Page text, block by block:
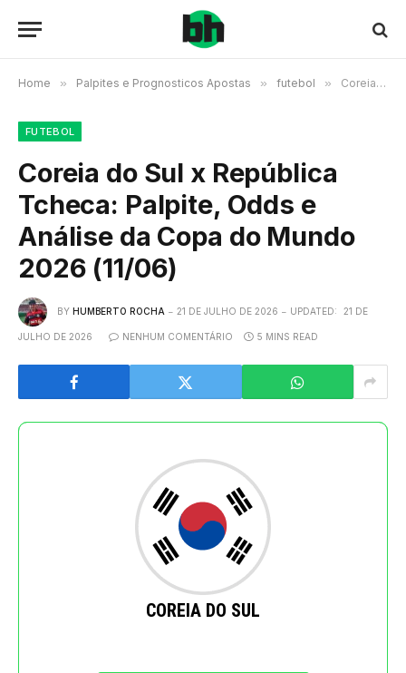
Home » Palpites e Prognosticos Apostas » futebol » Coreia do Sul x República Tcheca: Palpite, Odds e Análise da Copa do Mundo 2026 (11/06)
FUTEBOL
Coreia do Sul x República
Tcheca: Palpite, Odds e
Análise da Copa do Mundo
2026 (11/06)
BY HUMBERTO ROCHA 21 DE JULHO DE 2026 UPDATED: 21 DE
JULHO DE 2026 NENHUM COMENTÁRIO 5 MINS READ
COREIA DO SUL